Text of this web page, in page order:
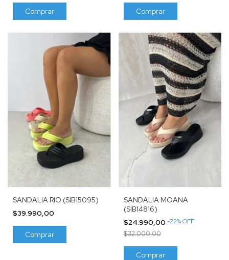
Comprar Comprar
SANDALIA RIO (SIB15095)
$39.990,00
Comprar
SANDALIA MOANA
(SIB14816)
$24.990,00 -22%OFF
$32.000,00
Comprar